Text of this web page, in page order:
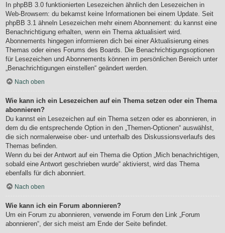
In phpBB 3.0 funktionierten Lesezeichen ähnlich den Lesezeichen in
Web-Browsern: du bekamst keine Informationen bei einem Update. Seit
phpBB 3.1 ähneln Lesezeichen mehr einem Abonnement: du kannst eine
Benachrichtigung erhalten, wenn ein Thema aktualisiert wird.
Abonnements hingegen informieren dich bei einer Aktualisierung eines
Themas oder eines Forums des Boards. Die Benachrichtigungsoptionen
für Lesezeichen und Abonnements können im persönlichen Bereich unter
„Benachrichtigungen einstellen“ geändert werden.
Nach oben
Wie kann ich ein Lesezeichen auf ein Thema setzen oder ein Thema
abonnieren?
Du kannst ein Lesezeichen auf ein Thema setzen oder es abonnieren, in
dem du die entsprechende Option in den „Themen-Optionen“ auswählst,
die sich normalerweise ober- und unterhalb des Diskussionsverlaufs des
Themas befinden.
Wenn du bei der Antwort auf ein Thema die Option „Mich benachrichtigen,
sobald eine Antwort geschrieben wurde“ aktivierst, wird das Thema
ebenfalls für dich abonniert.
Nach oben
Wie kann ich ein Forum abonnieren?
Um ein Forum zu abonnieren, verwende im Forum den Link „Forum
abonnieren“, der sich meist am Ende der Seite befindet.